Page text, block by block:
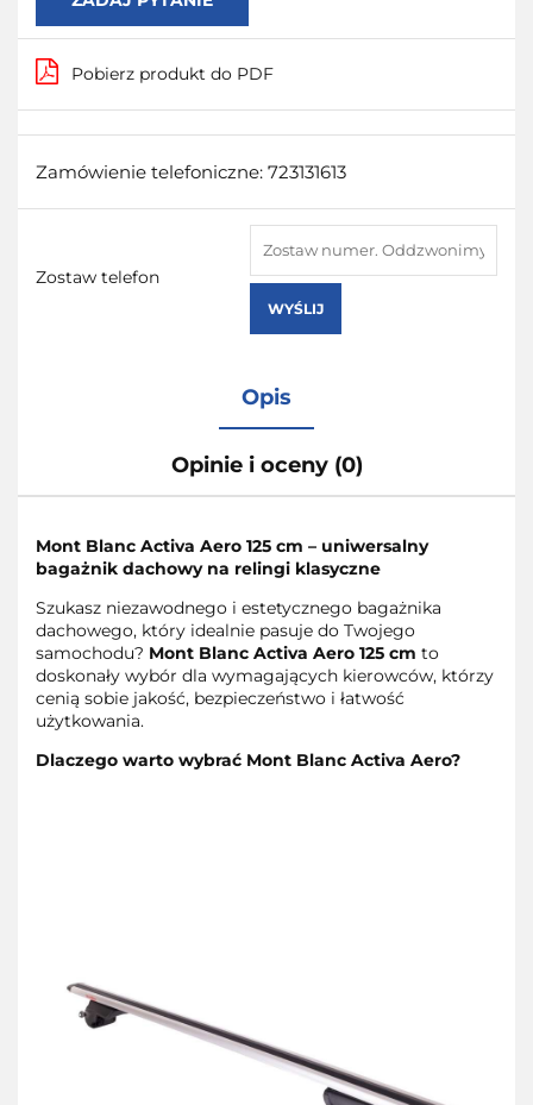
Pobierz produkt do PDF
Zamówienie telefoniczne: 723131613
Zostaw telefon
WYŚLIJ
Opis
Opinie i oceny (0)
Mont Blanc Activa Aero 125 cm – uniwersalny
bagażnik dachowy na relingi klasyczne
Szukasz niezawodnego i estetycznego bagażnika
dachowego, który idealnie pasuje do Twojego
samochodu? Mont Blanc Activa Aero 125 cm to
doskonały wybór dla wymagających kierowców, którzy
cenią sobie jakość, bezpieczeństwo i łatwość
użytkowania.
Dlaczego warto wybrać Mont Blanc Activa Aero?